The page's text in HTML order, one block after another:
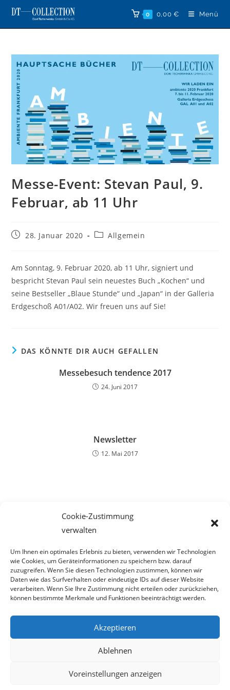
Cookie-Zustimmung
verwalten
Um Ihnen ein optimales Erlebnis zu bieten, verwenden wir Technologien
wie Cookies, um Geräteinformationen zu speichern bzw. darauf
zuzugreifen. Wenn Sie diesen Technologien zustimmen, können wir
Daten wie das Surfverhalten oder eindeutige IDs auf dieser Website
verarbeiten. Wenn Sie Ihre Zustimmung nicht erteilen oder zurückziehen,
können bestimmte Merkmale und Funktionen beeinträchtigt werden.
Akzeptieren
Ablehnen
Voreinstellungen anzeigen
Zum
Inhalt
springen
0 0,00 € Menü
Messe-Event: Stevan Paul, 9.
Februar, ab 11 Uhr
Beitrag28. Januar 2020
Beitrags-
Allgemein
Am Sonntag, 9. Februar 2020, ab 11 Uhr, signiert und
bespricht Stevan Paul sein neuestes Buch „Kochen“ und
seine Bestseller „Blaue Stunde“ und „Japan“ in der Galleria
Erdgeschoß A01/A02. Wir freuen uns auf Sie!
DAS KÖNNTE DIR AUCH GEFALLEN
Messebesuch tendence 2017
24. Juni 2017
Newsletter
12. Mai 2017
8. März 2018
Nach Preis filtern
auswählen
Impressum Datenschutz
Haftungsausschluss
Cookie-Richtlinie (EU)